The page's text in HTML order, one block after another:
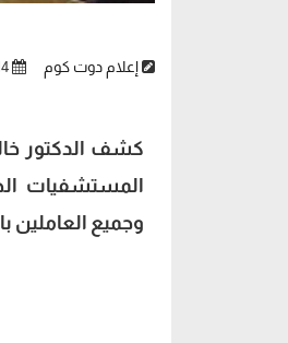
إعلام دوت كوم
المستشفيات
وجميع العاملين